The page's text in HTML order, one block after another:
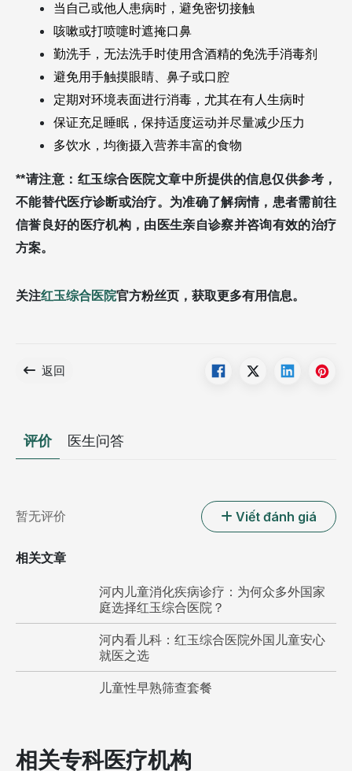
当自己或他人患病时，避免密切接触
咳嗽或打喷嚏时遮掩口鼻
勤洗手，无法洗手时使用含酒精的免洗手消毒剂
避免用手触摸眼睛、鼻子或口腔
定期对环境表面进行消毒，尤其在有人生病时
保证充足睡眠，保持适度运动并尽量减少压力
多饮水，均衡摄入营养丰富的食物
**请注意：红玉综合医院文章中所提供的信息仅供参考，
不能替代医疗诊断或治疗。为准确了解病情，患者需前往
信誉良好的医疗机构，由医生亲自诊察并咨询有效的治疗
方案。
关注红玉综合医院官方粉丝页，获取更多有用信息。
返回
评价 医生问答
暂无评价 Viết đánh giá
相关文章
河内儿童消化疾病诊疗：为何众多外国家
庭选择红玉综合医院？
河内看儿科：红玉综合医院外国儿童安心
就医之选
儿童性早熟筛查套餐
相关专科医疗机构